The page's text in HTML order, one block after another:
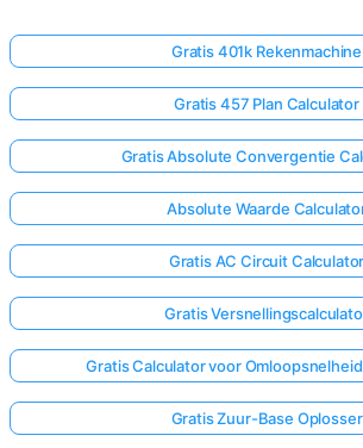
Gratis 401k Rekenmachine
Gratis 457 Plan Calculator
Gratis Absolute Convergentie
Absolute Waarde
Gratis AC Circuit Calculator
Gratis
Gratis Calculator voor
Gratis Zuur-Base Oplosser